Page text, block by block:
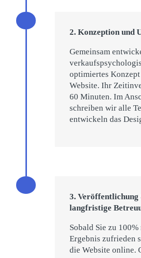
2. Konzeption und
Gemeinsam
optimiertes
Website. Ihr
60 Minuten. Im
schreiben wir alle
entwickeln das
3. Veröffentlichung
langfristige
Sobald Sie zu 100%
Ergebnis zufrieden
die Website online.